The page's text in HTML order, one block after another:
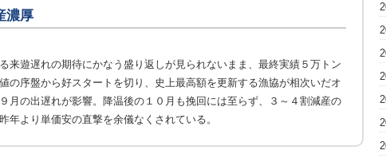
濃厚
来遊遅れの期待にかなう盛り返しが見られないまま、最終実績５万トン
の序盤から好スタートを切り、史上最高額を更新する漁協が相次いだオ
月の出遅れが影響。降温後の１０月も挽回には至らず、３～４割減産の
年より単価安の直撃を余儀なくされている。